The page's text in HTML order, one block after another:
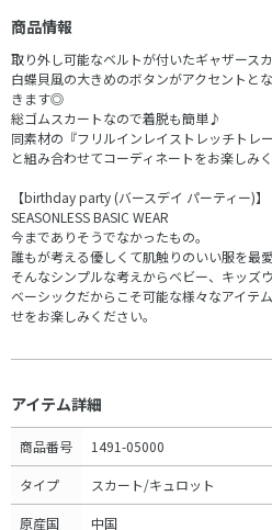
商品情報
取り外し可能なベルトが付いたギャザースカ
白蝶貝風の大きめのボタンがアクセントと
きます◎
総ゴムスカートなので着脱も簡単♪
同素材の『フリルインレイストレッチトレ
と組み合わせてコーディネートをお楽しみく
【birthday party (バースデイ パーティー)】
SEASONLESS BASIC WEAR
今までありそうでなかったもの。
誰もが考える優しくて肌触りのいい服を最愛
そんなシンプルな考えからベビー、キッズ
ベーシックだからこそ可能な様々なアイテ
せをお楽しみください。
アイテム詳細
商品番号 1491-05000
タイプ スカート/キュロット
原産国 中国